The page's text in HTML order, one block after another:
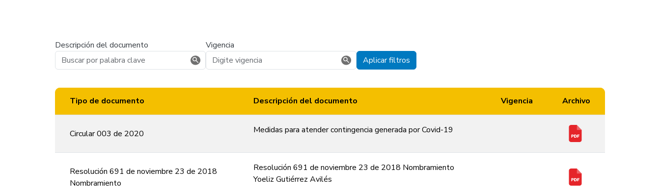
Descripción del documento
Vigencia
Aplicar filtros
Tipo de documento Descripción del documento Vigencia Archivo
Circular 003 de 2020 Medidas para atender contingencia generada por Covid-19
Resolución 691 de noviembre 23 de 2018
Nombramiento
Resolución 691 de noviembre 23 de 2018 Nombramiento
Yoeliz Gutiérrez Avilés